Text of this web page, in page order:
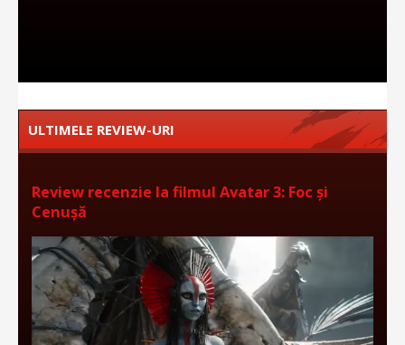
ULTIMELE REVIEW-URI
Review recenzie la filmul Avatar 3: Foc și
Cenușă